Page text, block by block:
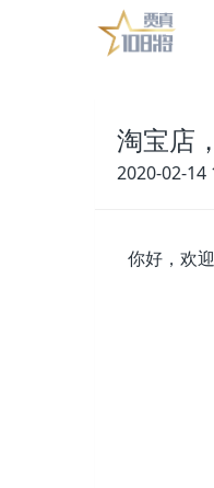
淘宝店
2020-02-14
你好，欢